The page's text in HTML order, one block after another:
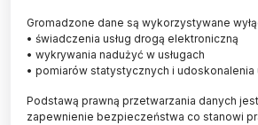
Gromadzone dane są wykorzystywane
• świadczenia usług drogą elektroniczną
• wykrywania nadużyć w usługach
• pomiarów statystycznych i udoskonalenia
Podstawą prawną przetwarzania danych
zapewnienie bezpieczeństwa co stanowi